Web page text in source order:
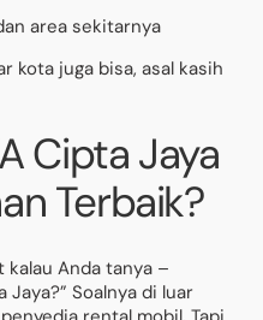
area sekitarnya
kota juga bisa, asal kasih
Cipta Jaya
Terbaik?
kalau Anda tanya –
Jaya?” Soalnya di luar